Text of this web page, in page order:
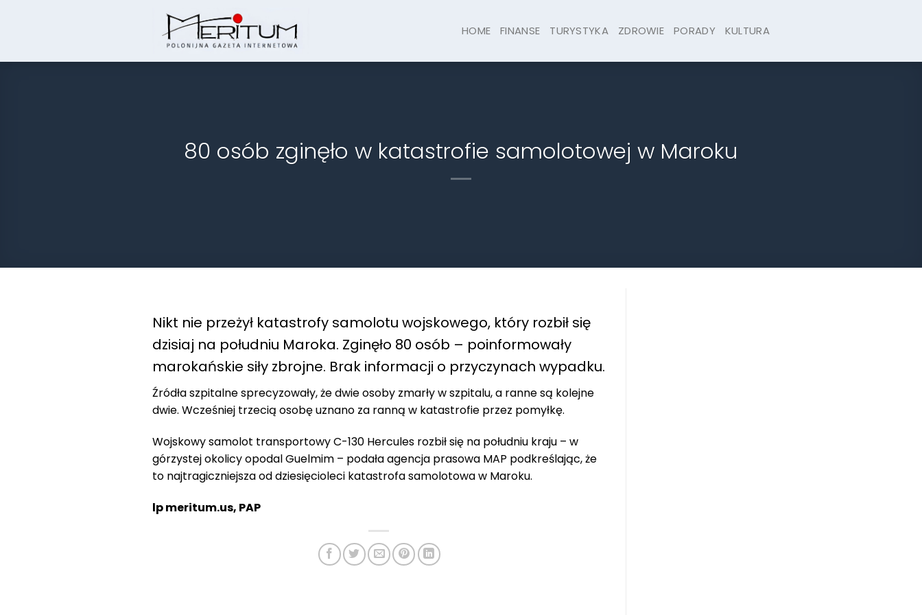
HOME FINANSE TURYSTYKA ZDROWIE PORADY KULTURA
80 osób zginęło w katastrofie samolotowej w Maroku
Nikt nie przeżył katastrofy samolotu wojskowego, który rozbił się
dzisiaj na południu Maroka. Zginęło 80 osób – poinformowały
marokańskie siły zbrojne. Brak informacji o przyczynach wypadku.
Źródła szpitalne sprecyzowały, że dwie osoby zmarły w szpitalu, a ranne są kolejne
dwie. Wcześniej trzecią osobę uznano za ranną w katastrofie przez pomyłkę.
Wojskowy samolot transportowy C-130 Hercules rozbił się na południu kraju – w
górzystej okolicy opodal Guelmim – podała agencja prasowa MAP podkreślając, że
to najtragiczniejsza od dziesięcioleci katastrofa samolotowa w Maroku.
lp meritum.us, PAP